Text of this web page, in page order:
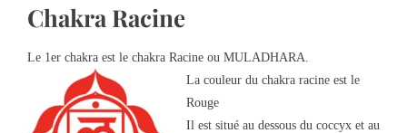
Chakra Racine
Le 1er chakra est le chakra Racine ou MULADHARA.
La couleur du chakra racine est le
Rouge
Il est situé au dessous du coccyx et au